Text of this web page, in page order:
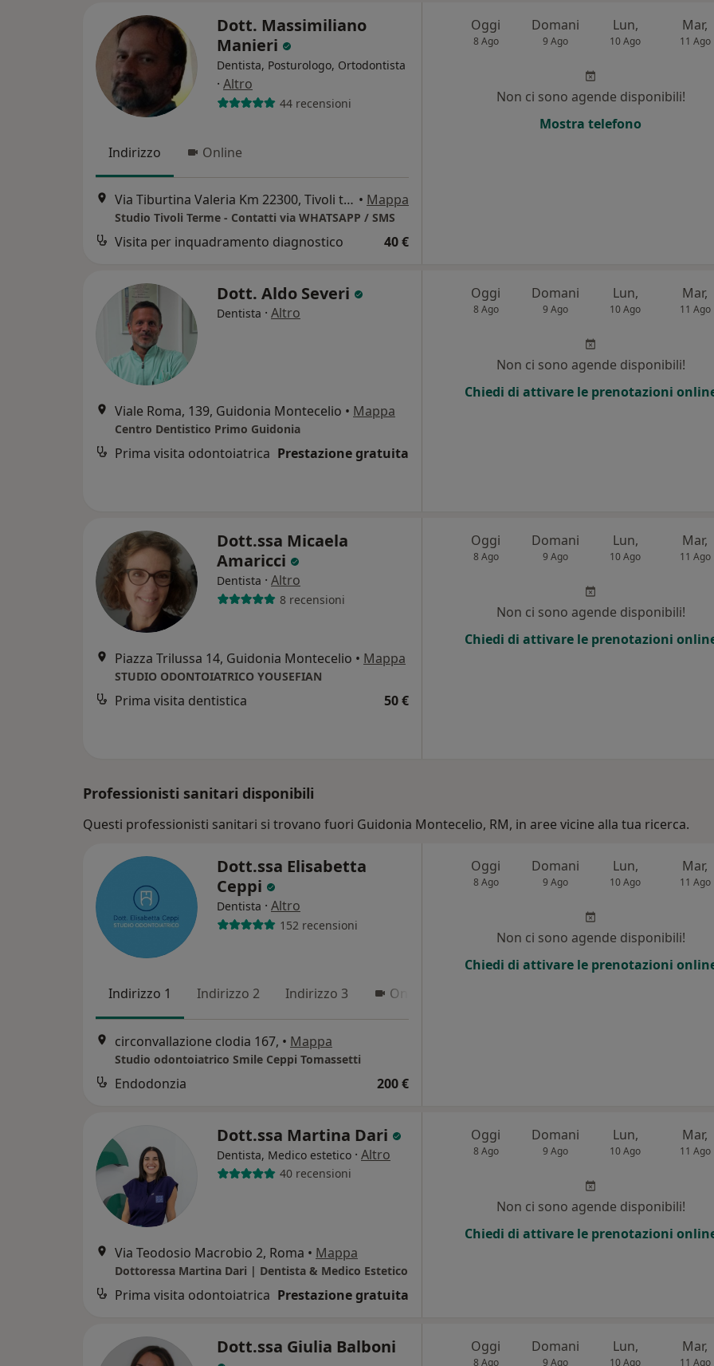
Dott. Massimiliano
Manieri
Dentista, Posturologo, Ortodontista
· Altro
44 recensioni
Indirizzo Online
Via Tiburtina Valeria Km 22300, Tivoli terme • Mappa
Studio Tivoli Terme - Contatti via WHATSAPP / SMS
Visita per inquadramento diagnostico 40 €
Oggi
8 Ago
Domani
9 Ago
Lun,
10 Ago
Mar,
11 Ago
Non ci sono agende disponibili!
Mostra telefono
Dott. Aldo Severi
Dentista · Altro
Viale Roma, 139, Guidonia Montecelio • Mappa
Centro Dentistico Primo Guidonia
Prima visita odontoiatrica Prestazione gratuita
Oggi
8 Ago
Domani
9 Ago
Lun,
10 Ago
Mar,
11 Ago
Non ci sono agende disponibili!
Chiedi di attivare le prenotazioni
Dott.ssa Micaela
Amaricci
Dentista · Altro
8 recensioni
Piazza Trilussa 14, Guidonia Montecelio • Mappa
STUDIO ODONTOIATRICO YOUSEFIAN
Prima visita dentistica 50 €
Oggi
8 Ago
Domani
9 Ago
Lun,
10 Ago
Mar,
11 Ago
Non ci sono agende disponibili!
Chiedi di attivare le prenotazioni
Professionisti sanitari disponibili
Questi professionisti sanitari si trovano fuori Guidonia Montecelio, RM, in aree vicine alla tua ricerca.
Dott.ssa Elisabetta
Ceppi
Dentista · Altro
152 recensioni
Indirizzo 1 Indirizzo 2 Indirizzo 3 Online
circonvallazione clodia 167, • Mappa
Studio odontoiatrico Smile Ceppi Tomassetti
Endodonzia 200 €
Oggi
8 Ago
Domani
9 Ago
Lun,
10 Ago
Mar,
11 Ago
Non ci sono agende disponibili!
Chiedi di attivare le prenotazioni
Dott.ssa Martina Dari
Dentista, Medico estetico · Altro
40 recensioni
Via Teodosio Macrobio 2, Roma • Mappa
Dottoressa Martina Dari | Dentista & Medico Estetico
Prima visita odontoiatrica Prestazione gratuita
Oggi
8 Ago
Domani
9 Ago
Lun,
10 Ago
Mar,
11 Ago
Non ci sono agende disponibili!
Chiedi di attivare le prenotazioni
Dott.ssa Giulia Balboni Oggi
8 Ago
Domani
9 Ago
Lun,
10 Ago
Mar,
11 Ago